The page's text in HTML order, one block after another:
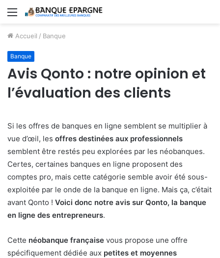
Menu
Accueil / Banque
Banque
Avis Qonto : notre opinion et
l’évaluation des clients
Si les offres de banques en ligne semblent se multiplier à
vue d’œil, les offres destinées aux professionnels
semblent être restés peu explorées par les néobanques.
Certes, certaines banques en ligne proposent des
comptes pro, mais cette catégorie semble avoir été sous-
exploitée par le onde de la banque en ligne. Mais ça, c’était
avant Qonto ! Voici donc notre avis sur Qonto, la banque
en ligne des entrepreneurs.
Cette néobanque française vous propose une offre
spécifiquement dédiée aux petites et moyennes